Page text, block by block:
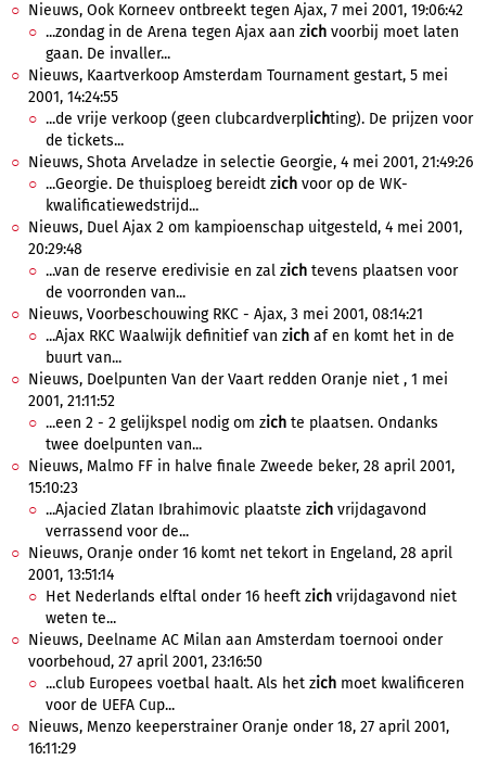
Nieuws, Ook Korneev ontbreekt tegen Ajax, 7 mei 2001, 19:06:42
...zondag in de Arena tegen Ajax aan zich voorbij moet laten
gaan. De invaller...
Nieuws, Kaartverkoop Amsterdam Tournament gestart, 5 mei
2001, 14:24:55
...de vrije verkoop (geen clubcardverplichting). De prijzen voor
de tickets...
Nieuws, Shota Arveladze in selectie Georgie, 4 mei 2001, 21:49:26
...Georgie. De thuisploeg bereidt zich voor op de WK-
kwalificatiewedstrijd...
Nieuws, Duel Ajax 2 om kampioenschap uitgesteld, 4 mei 2001,
20:29:48
...van de reserve eredivisie en zal zich tevens plaatsen voor
de voorronden van...
Nieuws, Voorbeschouwing RKC - Ajax, 3 mei 2001, 08:14:21
...Ajax RKC Waalwijk definitief van zich af en komt het in de
buurt van...
Nieuws, Doelpunten Van der Vaart redden Oranje niet , 1 mei
2001, 21:11:52
...een 2 - 2 gelijkspel nodig om zich te plaatsen. Ondanks
twee doelpunten van...
Nieuws, Malmo FF in halve finale Zweede beker, 28 april 2001,
15:10:23
...Ajacied Zlatan Ibrahimovic plaatste zich vrijdagavond
verrassend voor de...
Nieuws, Oranje onder 16 komt net tekort in Engeland, 28 april
2001, 13:51:14
Het Nederlands elftal onder 16 heeft zich vrijdagavond niet
weten te...
Nieuws, Deelname AC Milan aan Amsterdam toernooi onder
voorbehoud, 27 april 2001, 23:16:50
...club Europees voetbal haalt. Als het zich moet kwalificeren
voor de UEFA Cup...
Nieuws, Menzo keeperstrainer Oranje onder 18, 27 april 2001,
16:11:29